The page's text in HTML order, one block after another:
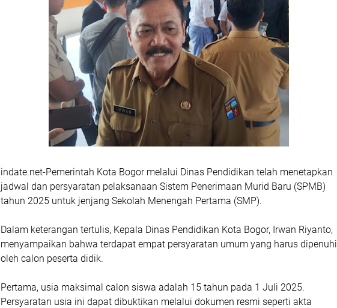
indate.net-Pemerintah Kota Bogor melalui Dinas Pendidikan telah menetapkan
jadwal dan persyaratan pelaksanaan Sistem Penerimaan Murid Baru (SPMB)
tahun 2025 untuk jenjang Sekolah Menengah Pertama (SMP).
Dalam keterangan tertulis, Kepala Dinas Pendidikan Kota Bogor, Irwan Riyanto,
menyampaikan bahwa terdapat empat persyaratan umum yang harus dipenuhi
oleh calon peserta didik.
Pertama, usia maksimal calon siswa adalah 15 tahun pada 1 Juli 2025.
Persyaratan usia ini dapat dibuktikan melalui dokumen resmi seperti akta